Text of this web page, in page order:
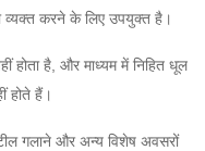
व्यक्त करने के लिए उपयुक्त है।
होता है, और माध्यम में निहित धूल
होते हैं।
गलाने और अन्य विशेष अवसरों